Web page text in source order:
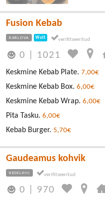
Fusion Kebab
KARLOVA Wolt
0 1021
Keskmine Kebab Plate. 7,00€
Keskmine Kebab Box. 6,00€
Keskmine Kebab Wrap. 6,00€
Pita Tasku. 6,00€
Kebab Burger. 5,70€
Gaudeamus kohvik
KESKLINN
0 970